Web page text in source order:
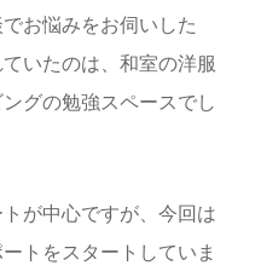
お悩みをお伺いした
いたのは、和室の洋服
グの勉強スペースでし
が中心ですが、今回は
トをスタートしていま